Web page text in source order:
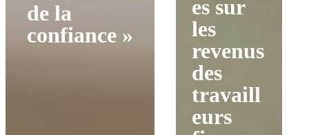
de la
confiance »
es sur
les
revenus
des
travaill
eurs